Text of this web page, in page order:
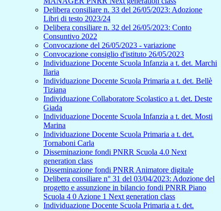
Delibera consiliare n. 33 del 26/05/2023: Adozione
Libri di testo 2023/24
Delibera consiliare n. 32 del 26/05/2023: Conto
Consuntivo 2022
Convocazione del 26/05/2023 - variazione
Convocazione consiglio d'istituto 26/05/2023
Individuazione Docente Scuola Infanzia a t. det. Marchi
Ilaria
Individuazione Docente Scuola Primaria a t. det. Bellè
Tiziana
Individuazione Collaboratore Scolastico a t. det. Deste
Giada
Individuazione Docente Scuola Infanzia a t. det. Mosti
Marina
Individuazione Docente Scuola Primaria a t. det.
Tornaboni Carla
Disseminazione fondi PNRR Scuola 4.0 Next
generation class
Disseminazione fondi PNRR Animatore digitale
Delibera consiliare n° 31 del 03/04/2023: Adozione del
progetto e assunzione in bilancio fondi PNRR Piano
Scuola 4 0 Azione 1 Next generation class
Individuazione Docente Scuola Primaria a t. det.